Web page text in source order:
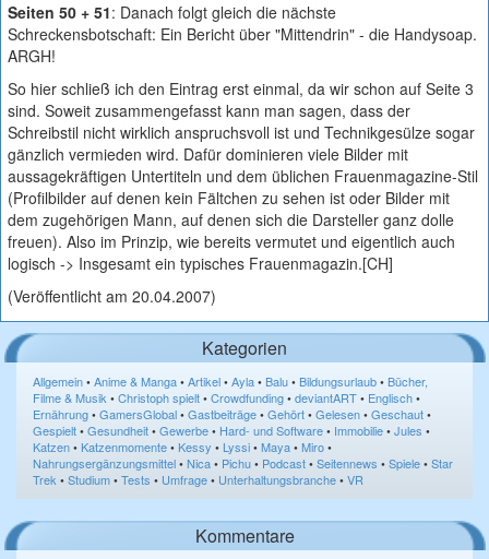
Seiten 50 + 51: Danach folgt gleich die nächste
Schreckensbotschaft: Ein Bericht über "Mittendrin" - die Handysoap.
ARGH!
So hier schließ ich den Eintrag erst einmal, da wir schon auf Seite 3
sind. Soweit zusammengefasst kann man sagen, dass der
Schreibstil nicht wirklich anspruchsvoll ist und Technikgesülze sogar
gänzlich vermieden wird. Dafür dominieren viele Bilder mit
aussagekräftigen Untertiteln und dem üblichen Frauenmagazine-Stil
(Profilbilder auf denen kein Fältchen zu sehen ist oder Bilder mit
dem zugehörigen Mann, auf denen sich die Darsteller ganz dolle
freuen). Also im Prinzip, wie bereits vermutet und eigentlich auch
logisch -> Insgesamt ein typisches Frauenmagazin.[CH]
(Veröffentlicht am 20.04.2007)
Kategorien
Allgemein•Anime & Manga•Artikel•Ayla•Balu•Bildungsurlaub•Bücher,
Filme & Musik •Christoph spielt•Crowdfunding•deviantART• Englisch•
Ernährung•GamersGlobal•Gastbeiträge•Gehört•Gelesen•Geschaut•
Gespielt•Gesundheit•Gewerbe• Hard- und Software• Immobilie•Jules •
Katzen•Katzenmomente•Kessy • Lyssi•Maya•Miro•
Nahrungsergänzungsmittel•Nica• Pichu• Podcast•Seitennews •Spiele•Star
Trek •Studium•Tests • Umfrage• Unterhaltungsbranche•VR
Kommentare